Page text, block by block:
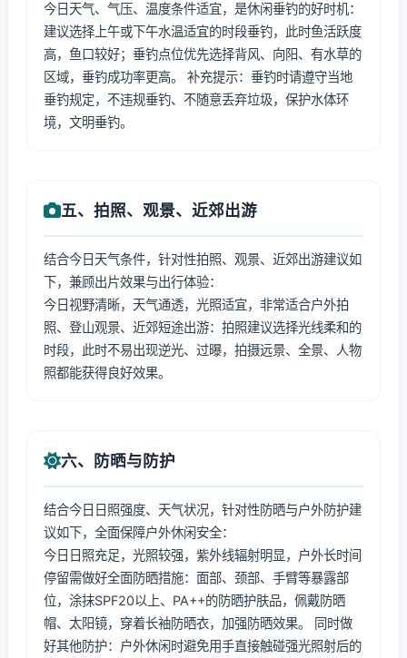
今日天气、气压、温度条件适宜，是休闲垂钓的好时机：
建议选择上午或下午水温适宜的时段垂钓，此时鱼活跃度
高，鱼口较好；垂钓点位优先选择背风、向阳、有水草的
区域，垂钓成功率更高。 补充提示：垂钓时请遵守当地
垂钓规定，不违规垂钓、不随意丢弃垃圾，保护水体环
境，文明垂钓。
五、拍照、观景、近郊出游
结合今日天气条件，针对性拍照、观景、近郊出游建议如
下，兼顾出片效果与出行体验：
今日视野清晰，天气通透，光照适宜，非常适合户外拍
照、登山观景、近郊短途出游：拍照建议选择光线柔和的
时段，此时不易出现逆光、过曝，拍摄远景、全景、人物
照都能获得良好效果。
六、防晒与防护
结合今日日照强度、天气状况，针对性防晒与户外防护建
议如下，全面保障户外休闲安全：
今日日照充足，光照较强，紫外线辐射明显，户外长时间
停留需做好全面防晒措施：面部、颈部、手臂等暴露部
位，涂抹SPF20以上、PA++的防晒护肤品，佩戴防晒
帽、太阳镜，穿着长袖防晒衣，加强防晒效果。 同时做
好其他防护：户外休闲时避免用手直接触碰强光照射后的